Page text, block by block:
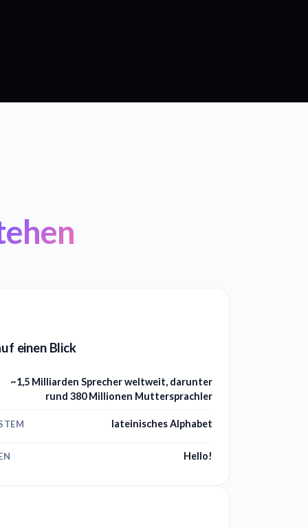
einen Blick
~1,5 Milliarden Sprecher weltweit, darunter
rund 380 Millionen Muttersprachler
lateinisches Alphabet
Hello!